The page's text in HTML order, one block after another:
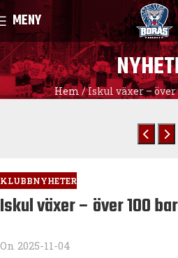
MENY
Hem /Iskul växer – över
KLUBBNYHETER
Iskul växer – över 100
On 2025-11-04